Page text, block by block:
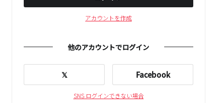
アカウントを作成
他のアカウントでログイン
𝕏 Facebook
SNS ログインできない場合